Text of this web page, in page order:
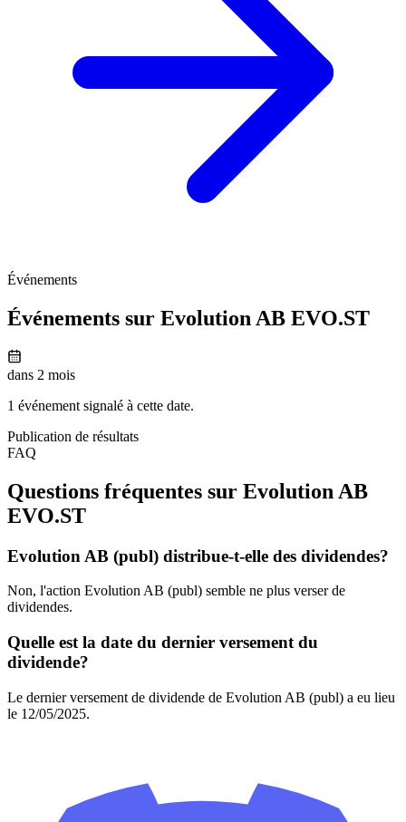
Événements
Événements sur Evolution AB EVO.ST
dans 2 mois
1 événement signalé à cette date.
Publication de résultats
FAQ
Questions fréquentes sur Evolution AB
EVO.ST
Evolution AB (publ) distribue-t-elle des dividendes?
Non, l'action Evolution AB (publ) semble ne plus verser de
dividendes.
Quelle est la date du dernier versement du
dividende?
Le dernier versement de dividende de Evolution AB (publ) a eu lieu
le 12/05/2025.